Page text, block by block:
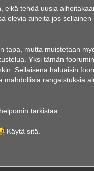
eikä tehdä uusia
olevia aiheita jos sellainen
tapa, mutta muistetaan
Yksi tämän foorumin
Sellaisena haluaisin
mahdollisia rangaistuksia
tarkistaa.
Käytä sitä.